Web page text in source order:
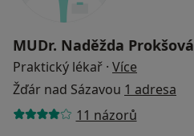
MUDr. Naděžda Prokšová
Praktický lékař · Více
Žďár nad Sázavou 1 adresa
11 názorů